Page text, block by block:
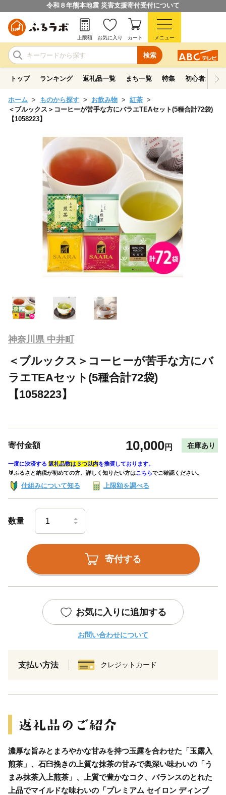
令和８年熊本地震 災害支援寄付受付について
検索
上限額 お気に入り カート メニュー
トップ ランキング 返礼品一覧 まち一覧 特集 初心者ガイド
ホーム ものから探す お飲み物
紅茶
＜ブルックス＞コーヒーが苦手な方にバラエTEAセット(5種合計72袋)
【1058223】
神奈川県 中井町
＜ブルックス＞コーヒーが苦手な方にバ
ラエTEAセット(5種合計72袋)
【1058223】
寄付金額 10,000円 在庫あり
一度に決済する 返礼品数は３つ以内を推奨しております。
🔰ふるさと納税が初めての方、詳しく知りたい方はこちらでご確認ください。
仕組みについて知る 上限額を調べる
数量
寄付する
お気に入りに追加する
お問い合わせについて
支払い方法 クレジットカード
濃厚な旨みとまろやかな甘みを持つ玉露を合わせた「玉露入
煎茶」、石臼挽きの上質な抹茶の甘みで奥深い味わいの「う
まみ抹茶入上煎茶」、上質で豊かなコク、バランスのとれた
上品でマイルドな味わいの「プレミアム セイロン ディンブ